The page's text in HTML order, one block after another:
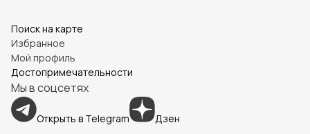
Поиск на карте
Избранное
Мой профиль
Достопримечательности
Мы в соцсетях
Открыть в Telegram Дзен